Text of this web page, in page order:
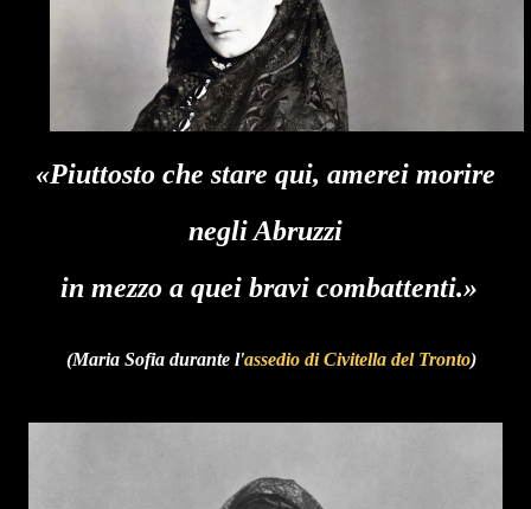
«Piuttosto che stare qui, amerei morire
negli Abruzzi
in mezzo a quei bravi combattenti.»
(Maria Sofia durante l'assedio di Civitella del Tronto)